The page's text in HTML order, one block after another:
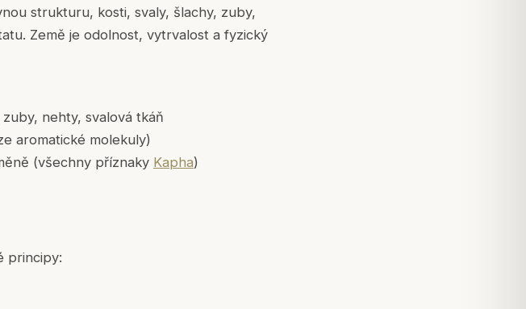
strukturu, kosti, svaly, šlachy, zuby,
Země je odolnost, vytrvalost a fyzický
nehty, svalová tkáň
aromatické molekuly)
(všechny příznaky Kapha)
principy: